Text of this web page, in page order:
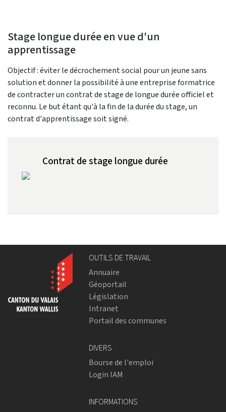
Stage longue durée en vue d'un
apprentissage
Objectif : éviter le décrochement social pour un jeune sans
solution et donner la possibilité à une entreprise formatrice
de contracter un contrat de stage de longue durée officiel et
reconnu. Le but étant qu'à la fin de la durée du stage, un
contrat d'apprentissage soit signé.
Contrat de stage longue durée
OUTILS DE TRAVAIL
Annuaire
Géoportail
Législation
Intranet
Portail des communes
DIVERS
Bourse de l'emploi
Login IAM
INFORMATIONS